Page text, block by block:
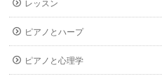
レッスン
ピアノとハープ
ピアノと心理学